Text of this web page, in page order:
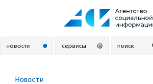
новости сервисы поиск
Новости